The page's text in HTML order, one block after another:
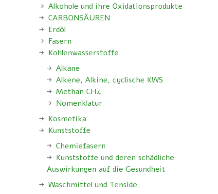
Alkohole und ihre Oxidationsprodukte
CARBONSÄUREN
Erdöl
Fasern
Kohlenwasserstoffe
Alkane
Alkene, Alkine, cyclische KWS
Methan CH4
Nomenklatur
Kosmetika
Kunststoffe
Chemiefasern
Kunststoffe und deren schädliche
Auswirkungen auf die Gesundheit
Waschmittel und Tenside